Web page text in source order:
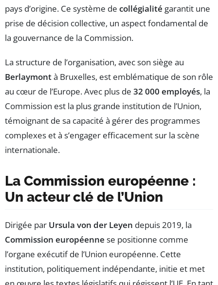
pays d’origine. Ce système de collégialité garantit une
prise de décision collective, un aspect fondamental de
la gouvernance de la Commission.
La structure de l’organisation, avec son siège au
Berlaymontà Bruxelles, est emblématique de son rôle
au cœur de l’Europe. Avec plus de 32 000 employés, la
Commission est la plus grande institution de l’Union,
témoignant de sa capacité à gérer des programmes
complexes et à s’engager efficacement sur la scène
internationale.
La Commission européenne :
Un acteur clé de l’Union
Dirigée par Ursula von der Leyen depuis 2019, la
Commission européenne se positionne comme
l’organe exécutif de l’Union européenne. Cette
institution, politiquement indépendante, initie et met